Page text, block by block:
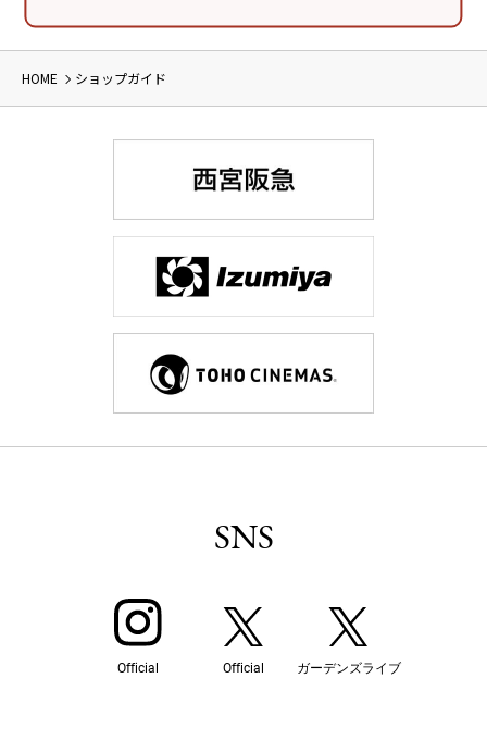
HOME ショップガイド
SNS
Official Official ガーデンズライブ